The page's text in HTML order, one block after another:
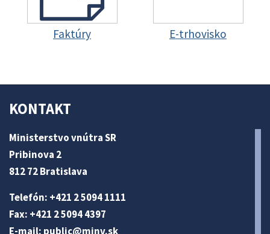
Faktúry E-trhovisko
KONTAKT
Ministerstvo vnútra SR
Pribinova 2
812 72 Bratislava
Telefón: +421 2 5094 1111
Fax: +421 2 5094 4397
E-mail: public@minv.sk